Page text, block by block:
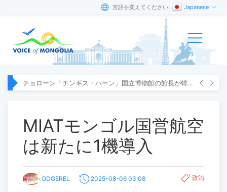
言語を変えてください: Japanese
チョローン「チンギス・ハーン」国立博物館の館長が韓国へ出張
MIATモンゴル国営航空
は新たに1機導入
ODGEREL 2025-08-06 03:08 政治